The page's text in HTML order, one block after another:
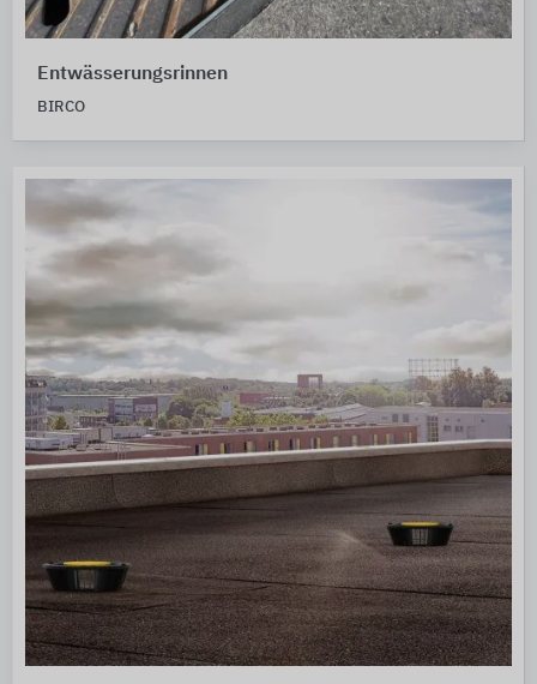
Entwässerungsrinnen
BIRCO